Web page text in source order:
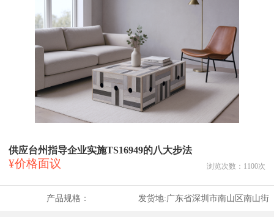
供应台州指导企业实施TS16949的八大步法
¥价格面议 浏览次数： 1100次
产品规格： 发货地:广东省深圳市南山区南山街